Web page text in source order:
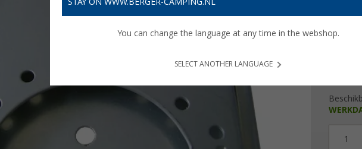
1
STAY ON WWW.BERGER-CAMPING.NL
You can change the language at any time in the webshop.
SELECT ANOTHER LANGUAGE